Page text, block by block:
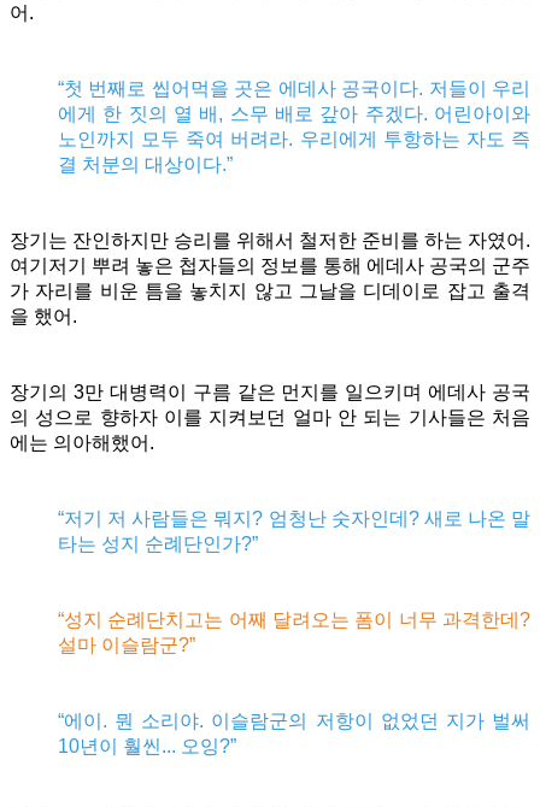
어.
“첫 번째로 씹어먹을 곳은 에데사 공국이다. 저들이 우리
에게 한 짓의 열 배, 스무 배로 갚아 주겠다. 어린아이와
노인까지 모두 죽여 버려라. 우리에게 투항하는 자도 즉
결 처분의 대상이다.”
장기는 잔인하지만 승리를 위해서 철저한 준비를 하는 자였어.
여기저기 뿌려 놓은 첩자들의 정보를 통해 에데사 공국의 군주
가 자리를 비운 틈을 놓치지 않고 그날을 디데이로 잡고 출격
을 했어.
장기의 3만 대병력이 구름 같은 먼지를 일으키며 에데사 공국
의 성으로 향하자 이를 지켜보던 얼마 안 되는 기사들은 처음
에는 의아해했어.
“저기 저 사람들은 뭐지? 엄청난 숫자인데? 새로 나온 말
타는 성지 순례단인가?”
“성지 순례단치고는 어째 달려오는 폼이 너무 과격한데?
설마 이슬람군?”
“에이. 뭔 소리야. 이슬람군의 저항이 없었던 지가 벌써
10년이 훨씬... 오잉?”